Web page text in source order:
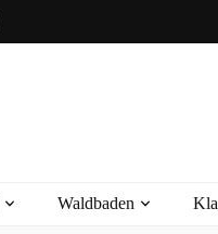
Waldbaden